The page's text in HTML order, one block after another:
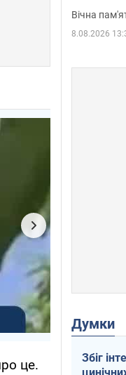
це.
Вічна
8.08.2026
Думки
Збіг